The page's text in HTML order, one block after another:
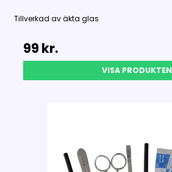
Tillverkad av äkta glas
99 kr.
VISA PRODUKTEN